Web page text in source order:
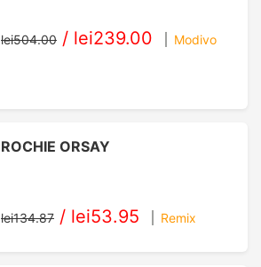
lei504.00 / lei239.00 Modivo
ROCHIE ORSAY
lei134.87 / lei53.95 Remix